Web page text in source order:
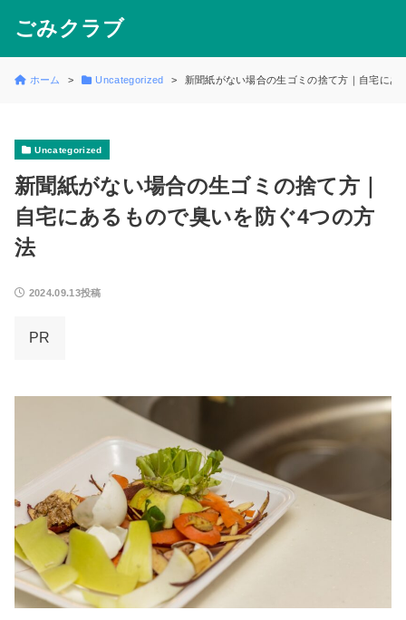
ごみクラブ
ホーム Uncategorized 新聞紙がない場合の生ゴミの捨て方｜自宅にあ
Uncategorized
新聞紙がない場合の生ゴミの捨て方｜
自宅にあるもので臭いを防ぐ4つの方
法
2024.09.13投稿
PR